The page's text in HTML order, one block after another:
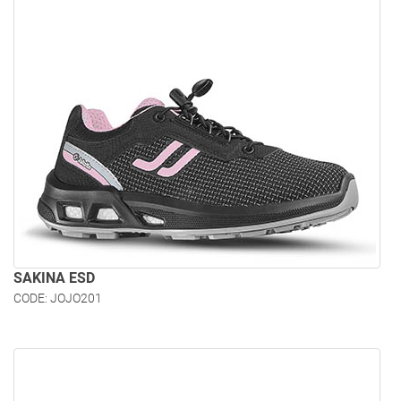
SAKINA ESD
CODE: JOJO201